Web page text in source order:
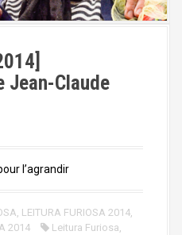
Jean-Claude
l’agrandir
LEITURA FURIOSA 2014
2014
Leitura Furiosa